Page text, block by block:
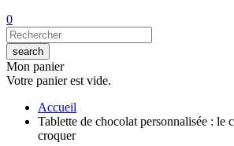
0
Mon panier
Votre panier est vide.
Accueil
Tablette de chocolat personnalisée : le
croquer